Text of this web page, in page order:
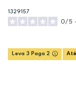
1329157
0/5
Leva 3 Paga 2